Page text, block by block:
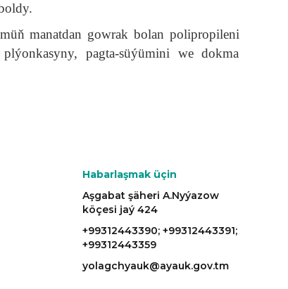
manatdan gowrak bolan polipropileni
pagta-süýümini we dokma
Habarlaşmak üçin
Aşgabat şäheri A.Nyýazow
köçesi jaý 424
+99312443390; +99312443391;
+99312443359
yolagchyauk@ayauk.gov.tm